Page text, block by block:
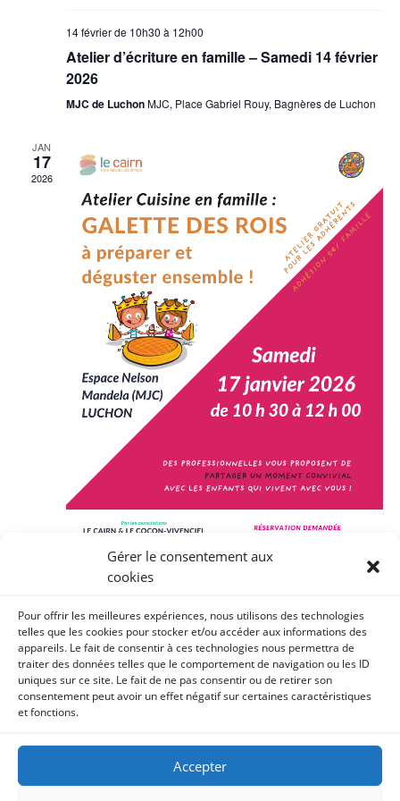
Gérer le consentement aux
cookies
Pour offrir les meilleures expériences, nous utilisons des technologies
telles que les cookies pour stocker et/ou accéder aux informations des
appareils. Le fait de consentir à ces technologies nous permettra de
traiter des données telles que le comportement de navigation ou les ID
uniques sur ce site. Le fait de ne pas consentir ou de retirer son
consentement peut avoir un effet négatif sur certaines caractéristiques
et fonctions.
Accepter
14 février de 10h30 à 12h00
Atelier d’écriture en famille – Samedi 14 février
2026
MJC de LuchonMJC, Place Gabriel Rouy, Bagnères de Luchon
JAN
17
2026
17 janvier de 10h30 à
Atelier cuisine en famille – Samedi 17 janvier
2026
MJC de LuchonMJC, Place Gabriel Rouy, Bagnères de Luchon